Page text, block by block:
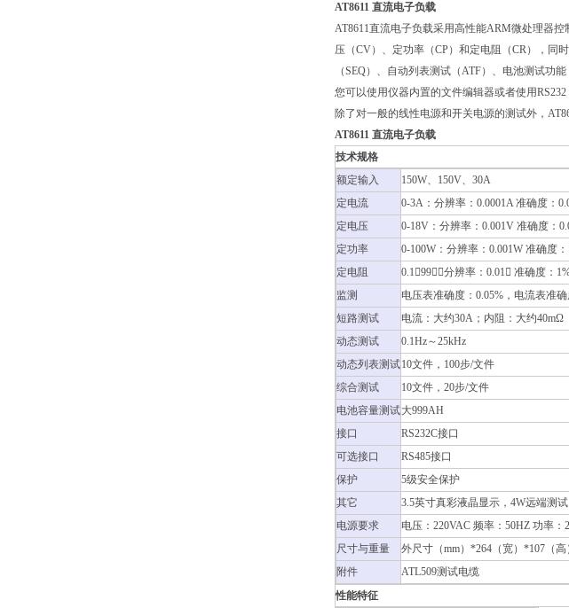
AT8611 直流电子负载
AT8611直流电子负载采用高性能ARM微处理器
压（CV）、定功率（CP）和定电阻（CR），同
（SEQ）、自动列表测试（ATF）、电池测试功
您可以使用仪器内置的文件编辑器或者使用
除了对一般的线性电源和开关电源的测试外，
AT8611 直流电子负载
技术规格
额定输入
150W、150V、30A
定电流
0-3A：分辨率：0.0001A 准确度：
定电压
0-18V：分辨率：0.001V 准确度：
定功率
0-100W：分辨率：0.001W 准确度
定电阻
0.1～99：分辨率：0.01 准确度：
监测
电压表准确度：0.05%，电流表准
短路测试
电流：大约30A；内阻：大约40mΩ
动态测试
0.1Hz～25kHz
动态列表测试10文件，100步/文件
综合测试
10文件，20步/文件
电池容量测试大999AH
接口
RS232C接口
可选接口
RS485接口
保护
5级安全保护
其它
3.5英寸真彩液晶显示，4W远端测
电源要求
电压：220VAC 频率：50HZ 功率：
尺寸与重量
外尺寸（mm）*264（宽）*107（
附件
ATL509测试电缆
性能特征